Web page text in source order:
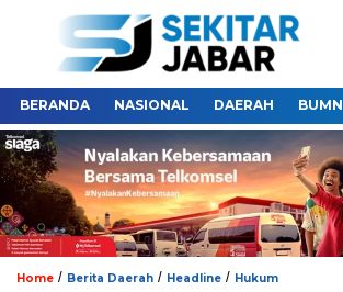
BERANDA NASIONAL DAERAH BUMN
Home / Berita Daerah / Headline / Hukum